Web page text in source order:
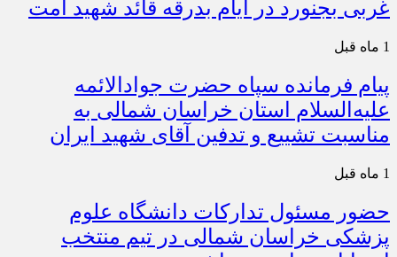
غربی بجنورد در ایام بدرقه قائد شهید امت
1 ماه قبل
پیام فرمانده سپاه حضرت جوادالائمه
علیه‌السلام استان خراسان شمالی به
مناسبت تشییع و تدفین آقای شهید ایران
1 ماه قبل
حضور مسئول تدارکات دانشگاه علوم
پزشکی خراسان شمالی در تیم منتخب